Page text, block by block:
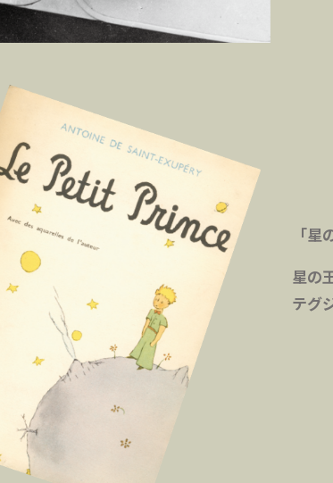
「
星の
テグ